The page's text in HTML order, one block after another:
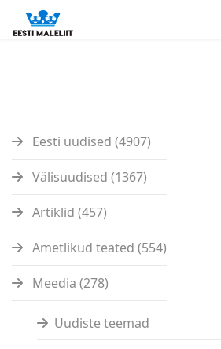
Eesti uudised (4907)
Välisuudised (1367)
Artiklid (457)
Ametlikud teated (554)
Meedia (278)
Uudiste teemad